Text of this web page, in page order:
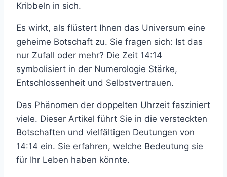
Kribbeln in sich.
Es wirkt, als flüstert Ihnen das Universum eine
geheime Botschaft zu. Sie fragen sich: Ist das
nur Zufall oder mehr? Die Zeit 14:14
symbolisiert in der Numerologie Stärke,
Entschlossenheit und Selbstvertrauen.
Das Phänomen der doppelten Uhrzeit fasziniert
viele. Dieser Artikel führt Sie in die versteckten
Botschaften und vielfältigen Deutungen von
14:14 ein. Sie erfahren, welche Bedeutung sie
für Ihr Leben haben könnte.